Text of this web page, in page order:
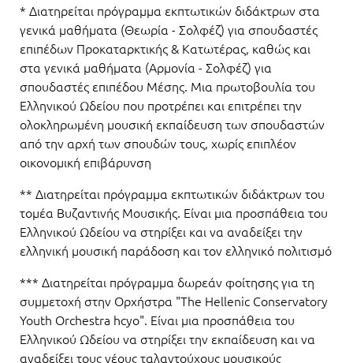
* Διατηρείται πρόγραμμα εκπτωτικών διδάκτρων στα
γενικά μαθήματα (Θεωρία - Σολφέζ) για σπουδαστές
επιπέδων Προκαταρκτικής & Κατωτέρας, καθώς και
στα γενικά μαθήματα (Αρμονία - Σολφέζ) για
σπουδαστές επιπέδου Μέσης. Μια πρωτοβουλία του
Ελληνικού Ωδείου που προτρέπει και επιτρέπει την
ολοκληρωμένη μουσική εκπαίδευση των σπουδαστών
από την αρχή των σπουδών τους, χωρίς επιπλέον
οικονομική επιβάρυνση
** Διατηρείται πρόγραμμα εκπτωτικών διδάκτρων του
τομέα Βυζαντινής Μουσικής. Είναι μια προσπάθεια του
Ελληνικού Ωδείου να στηρίξει και να αναδείξει την
ελληνική μουσική παράδοση και τον ελληνικό πολιτισμό
*** Διατηρείται πρόγραμμα δωρεάν φοίτησης για τη
συμμετοχή στην Ορχήστρα "The Hellenic Conservatory
Youth Orchestra hcyo". Είναι μια προσπάθεια του
Ελληνικού Ωδείου να στηρίξει την εκπαίδευση και να
αναδείξει τους νέους ταλαντούχους μουσικούς